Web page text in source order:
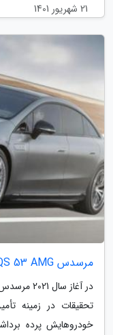
21 شهریور 1401
مرسدس EQS 53 AMG معرفی شد
تحقیقات در زمینه
خودروهایش پرده